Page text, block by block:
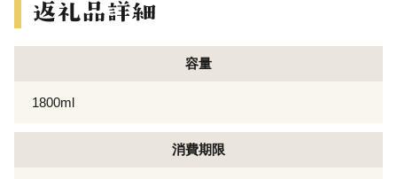
容量
1800ml
消費期限